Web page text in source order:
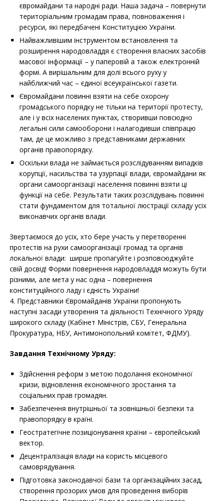
євромайдани та народні ради. Наша задача – повернути
територіальним громадам права, повноваження і
ресурси, які передбачені Конституцією України.
Найважливішим інструментом встановлення та
розширення народовладдя є створення власних засобів
масової інформації – у паперовій а також електронній
формі. А вирішальним для долі всього руху у
найближчий час – єдиної всеукраїнської газети.
Євромайдани повинні взяти на себе охорону
громадського порядку не тільки на території протесту,
але і у всіх населених пунктах, створивши повсюдно
легальні сили самооборони і налагодивши співпрацю
там, де це можливо з представниками державних
органів правопорядку.
Оскільки влада не займається розслідуванням випадків
корупції, насильства та узурпації влади, євромайдани як
органи самоорганізації населення повинні взяти ці
функції на себе. Результати таких розслідувань повинні
стати фундаментом для тотальної люстрації складу усіх
виконавчих органів влади.
Звертаємося до усіх, хто бере участь у перетворенні
протестів на рухи самоорганізації громад та органів
локальної влади: ширше пропагуйте і розповсюджуйте
свій досвід! Форми повернення народовладдя можуть бути
різними, але мета у нас одна – повернення
конституційного ладу і єдність України!
4. Представники Євромайданів України пропонують
наступні засади утворення та діяльності Технічного Уряду
широкого складу (Кабінет Міністрів, СБУ, Генеральна
Прокуратура, НБУ, Антимонопольний комітет, ФДМУ).
Завдання Технічному Уряду:
Здійснення реформ з метою подолання економічної
кризи, відновлення економічного зростання та
соціальних прав громадян.
Забезпечення внутрішньої та зовнішньої безпеки та
правопорядку в країні.
Геостратегічне позиціонування країни – європейський
вектор.
Децентралізація влади на користь місцевого
самоврядування.
Підготовка законодавчої бази та організаційних засад,
створення прозорих умов для проведення виборів